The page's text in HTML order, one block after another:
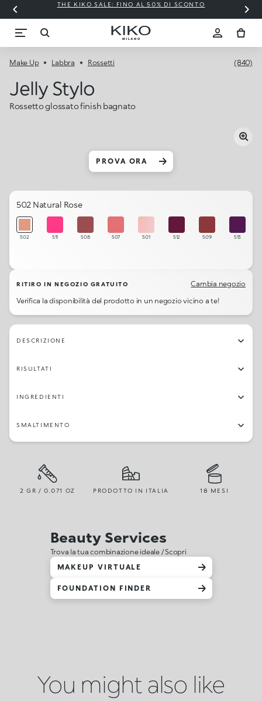
THE KIKO SALE: FINO AL 50% DI SCONTO
Make Up Labbra Rossetti (840)
Jelly Stylo
Rossetto glossato finish bagnato
PROVA ORA
502 Natural Rose
502 511 508 507 501 512 509 513
RITIRO IN NEGOZIO GRATUITO
Cambia negozio
Verifica la disponibilità del prodotto in un negozio vicino a te!
DESCRIZIONE
RISULTATI
INGREDIENTI
SMALTIMENTO
2 GR / 0.071 OZ PRODOTTO IN ITALIA 18 MESI
Beauty Services
Trova la tua combinazione ideale / Scopri
MAKEUP VIRTUALE
FOUNDATION FINDER
You might also like